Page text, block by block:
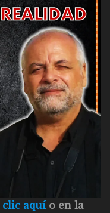
clic aquí o en la